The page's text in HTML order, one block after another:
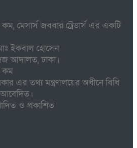
মেসার্স জববার ট্রেডার্স এর একটি
ইকবাল হোসেন
আদালত, ঢাকা।
কম
এর তথ্য মন্ত্রণালয়ের অধীনে বিধি
ও প্রকাশিত